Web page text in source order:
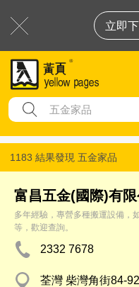
立即
1183 結果發現 五金家品
富昌五金(國際)有限
多年經驗，專營多種搬運設備，
等，歡迎查詢。
2332 7678
荃灣 柴灣角街84-